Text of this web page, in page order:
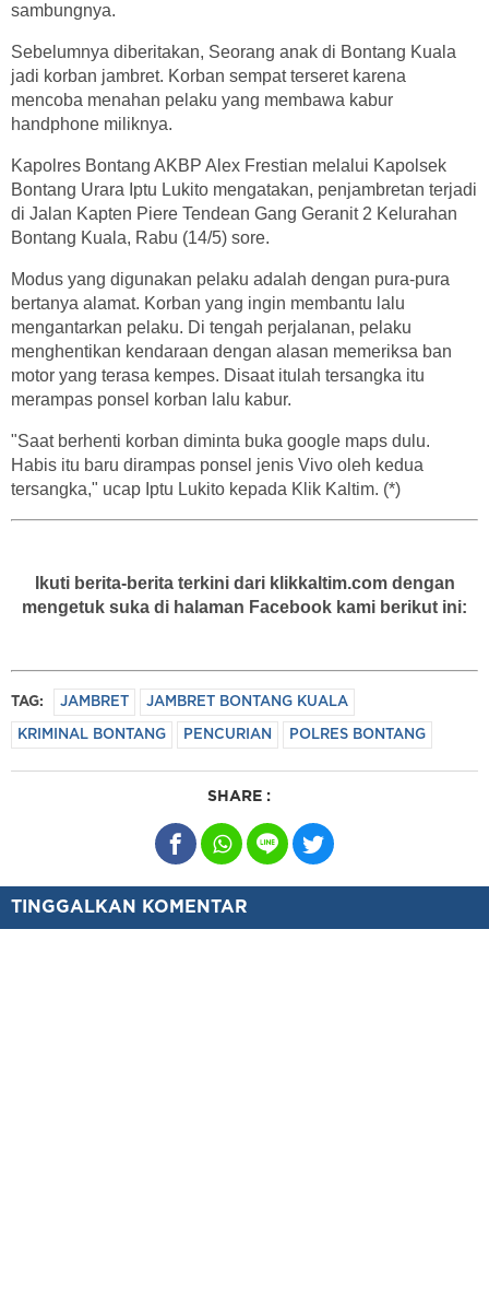
sambungnya.
Sebelumnya diberitakan, Seorang anak di Bontang Kuala
jadi korban jambret. Korban sempat terseret karena
mencoba menahan pelaku yang membawa kabur
handphone miliknya.
Kapolres Bontang AKBP Alex Frestian melalui Kapolsek
Bontang Urara Iptu Lukito mengatakan, penjambretan terjadi
di Jalan Kapten Piere Tendean Gang Geranit 2 Kelurahan
Bontang Kuala, Rabu (14/5) sore.
Modus yang digunakan pelaku adalah dengan pura-pura
bertanya alamat. Korban yang ingin membantu lalu
mengantarkan pelaku. Di tengah perjalanan, pelaku
menghentikan kendaraan dengan alasan memeriksa ban
motor yang terasa kempes. Disaat itulah tersangka itu
merampas ponsel korban lalu kabur.
"Saat berhenti korban diminta buka google maps dulu.
Habis itu baru dirampas ponsel jenis Vivo oleh kedua
tersangka," ucap Iptu Lukito kepada Klik Kaltim. (*)
Ikuti berita-berita terkini dari klikkaltim.com dengan
mengetuk suka di halaman Facebook kami berikut ini:
TAG: JAMBRET JAMBRET BONTANG KUALA
KRIMINAL BONTANG PENCURIAN POLRES BONTANG
SHARE :
TINGGALKAN KOMENTAR